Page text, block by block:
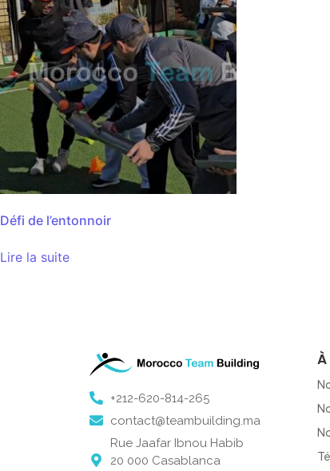
Défi de l’entonnoir
Lire la suite
+212-620-814-265
contact@teambuilding.ma
Rue Jaafar Ibnou Habib
20 000 Casablanca